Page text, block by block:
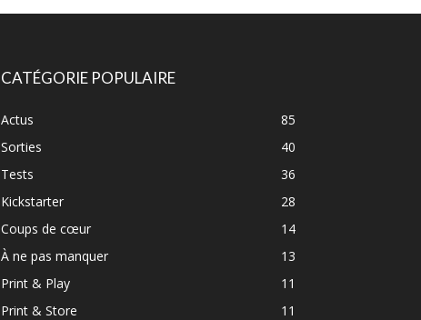
CATÉGORIE POPULAIRE
Actus
85
Sorties
40
Tests
36
Kickstarter
28
Coups de cœur
14
À ne pas manquer
13
Print & Play
11
Print & Store
11